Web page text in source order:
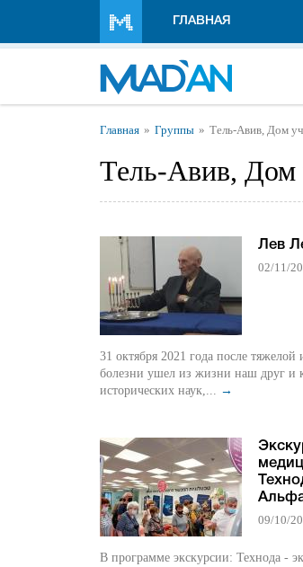
ГЛАВНАЯ
Вы здесь
Главная Группы Тель-Авив, Дом
Тель-Авив, Дом
Лев
02/11/
31 октября 2021 года после
болезни ушел из жизни наш друг и
исторических наук,... →
09/10/
В программе экскурсии: Технода - экскурсия внутри модели